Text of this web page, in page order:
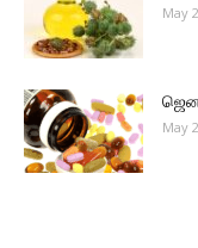
May
May